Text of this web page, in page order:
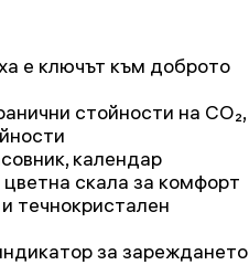
е ключът към доброто
стойности на CO₂,
календар
скала за комфорт
течнокристален
за зареждането